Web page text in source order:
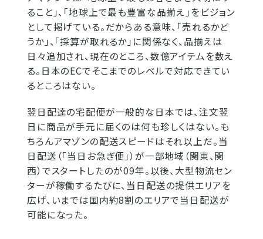
ること」、「地球上で最も豊富な品揃え」をビジョン
として掲げている。だからある意味、「売れるかど
うか」、「採算が取れるか」に関係なく、品揃えは
日々追加され、現在のところ、数億アイテムを数え
る。日本のECでそこまでのレベルで対応できてい
るところはない。
翌日配達の宅配便が一般的な日本では、注文翌
日に商品が手元に届くのは何も珍しくはない。も
ちろんアマゾンの配送スピードはそれ以上だ。当
日配送（「当日お急ぎ便」）が一部地域（関東、関
西）でスタートしたのが09年。以後、大型物流セン
ターが稼働するたびに、当日配送の提供エリアを
広げ、いまでは国内約8割のエリアで当日配送が
可能になった。